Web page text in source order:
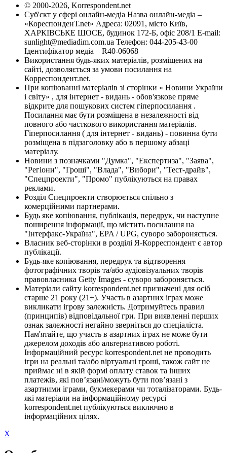
© 2000-2026, Korrespondent.net
Суб'єкт у сфері онлайн-медіа Назва онлайн-медіа –
«КореспонденТ.net» Адреса: 02091, місто Київ,
ХАРКІВСЬКЕ ШОСЕ, будинок 172-Б, офіс 208/1 E-mail:
sunlight@mediadim.com.ua Телефон: 044-205-43-00
Ідентифікатор медіа – R40-06068
Використання будь-яких матеріалів, розміщених на
сайті, дозволяється за умови посилання на
Корреспондент.net.
При копіюванні матеріалів зі сторінки « Новини України
і світу» , для інтернет - видань - обов'язкове пряме
відкрите для пошукових систем гіперпосилання .
Посилання має бути розміщена в незалежності від
повного або часткового використання матеріалів.
Гіперпосилання ( для інтернет - видань) - повинна бути
розміщена в підзаголовку або в першому абзаці
матеріалу.
Новини з позначками "Думка", "Експертиза", "Заява",
"Регіони", "Гроші", "Влада", "Вибори", "Тест-драйв",
"Спецпроекти", "Промо" публікуються на правах
реклами.
Розділ Спецпроекти створюється спільно з
комерційними партнерами.
Будь яке копіювання, публікація, передрук, чи наступне
поширення інформації, що містить посилання на
"Інтерфакс-Україна", EPA / UPG, суворо забороняється.
Власник веб-сторінки в розділі Я-Корреспондент є автор
публікації.
Будь-яке копіювання, передрук та відтворення
фотографічних творів та/або аудіовізуальних творів
правовласника Getty Images - суворо забороняється.
Матеріали сайту korrespondent.net призначені для осіб
старше 21 року (21+). Участь в азартних іграх може
викликати ігрову залежність. Дотримуйтесь правил
(принципів) відповідальної гри. При виявленні перших
ознак залежності негайно зверніться до спеціаліста.
Пам'ятайте, що участь в азартних іграх не може бути
джерелом доходів або альтернативою роботі.
Інформаційний ресурс korrespondent.net не проводить
ігри на реальні та/або віртуальні гроші, також сайт не
приймає ні в якій формі оплату ставок та інших
платежів, які пов’язані/можуть бути пов’язані з
азартними іграми, букмекерами чи тоталізаторами. Будь-
які матеріали на інформаційному ресурсі
korrespondent.net публікуються виключно в
інформаційних цілях.
X